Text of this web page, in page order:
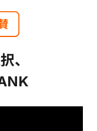
、